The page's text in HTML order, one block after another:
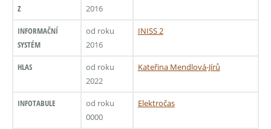
Z
2016
INFORMAČNÍ
SYSTÉM
od roku
2016
INISS 2
HLAS
od roku
2022
Kateřina Mendlová-Jírů
INFOTABULE
od roku
0000
Elektročas